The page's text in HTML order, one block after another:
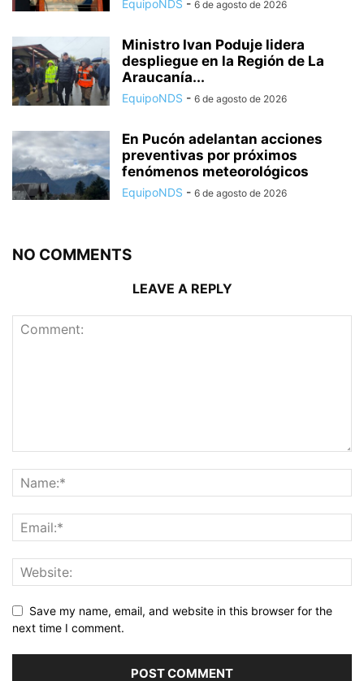
EquipoNDS - 6 de agosto de 2026
Ministro Ivan Poduje lidera
despliegue en la Región de La
Araucanía...
EquipoNDS - 6 de agosto de 2026
En Pucón adelantan acciones
preventivas por próximos
fenómenos meteorológicos
EquipoNDS - 6 de agosto de 2026
NO COMMENTS
LEAVE A REPLY
Save my name, email, and website in this browser for the
next time I comment.